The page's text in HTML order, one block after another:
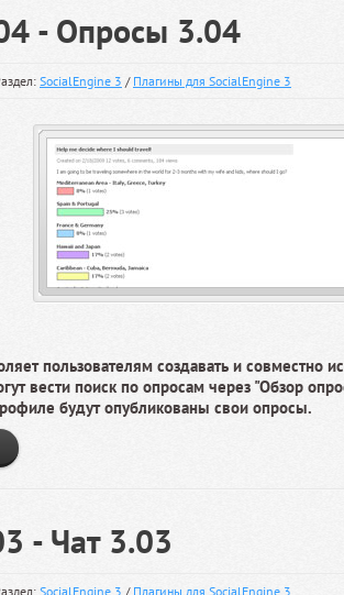
- Опросы 3.04
SocialEngine 3 / Плагины для SocialEngine 3
пользователям создавать и совместно
вести поиск по опросам через "Обзор
будут опубликованы свои опросы.
- Чат 3.03
SocialEngine 3 / Плагины для SocialEngine 3